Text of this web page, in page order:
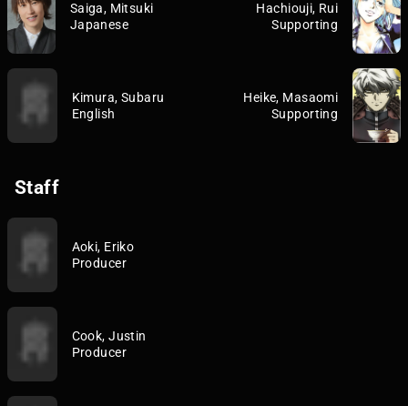
Saiga, Mitsuki
Japanese
Hachiouji, Rui
Supporting
Kimura, Subaru
English
Heike, Masaomi
Supporting
Staff
Aoki, Eriko
Producer
Cook, Justin
Producer